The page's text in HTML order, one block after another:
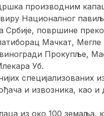
производним
Националног
површине
Мачкат,
Прокупље,
Уб.
и извозника, као
из око 100 земаља,